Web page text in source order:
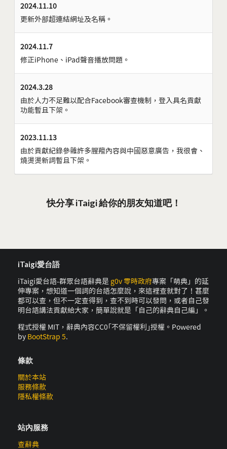
2024.11.10
更新外部超連結網址及名稱。
2024.11.7
修正iPhone、iPad聲音播放問題。
2024.3.28
由於人力不足難以配合Facebook審查機制，登入具名貢獻
功能暫且下架。
2023.11.13
由於貢獻紀錄參雜許多腥羶內容與中國惡意廣告，我很會、
燒燙燙新詞暫且下架。
快分享 iTaigi 給你的朋友知道吧！
iTaigi愛台語
iTaigi愛台語-群眾台語辭典是 g0v 零時政府專案「萌典」的延
伸專案，想知道一個詞的台語怎麼說，來這裡查就對了！甚麼
都可以查，但不一定查得到，查不到時可以發問，或者自己發
明台語講法貢獻給大家，簡單說就是「自己的辭典自己編」。
程式授權 MIT，辭典內容CC0｢不保留權利｣授權。Powered
by BootStrap 5.
條款
關於本站
服務條款
隱私權條款
站內服務
查辭典